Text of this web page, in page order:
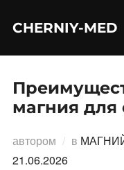
CHERNIY-MED
магния для
автором в
21.06.2026